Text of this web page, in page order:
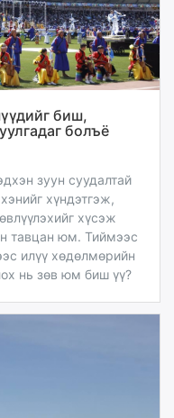
биш,
болъё
зуун суудалтай
хүндэтгэж,
хүсэж
тавцан юм. Тиймээс
илүү хөдөлмөрийн
нь зөв юм биш үү?